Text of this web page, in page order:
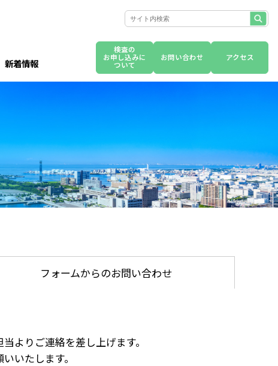
新着情報
検査の
お申し込みに
ついて
お問い合わせ アクセス
フォームからのお問い合わせ
よりご連絡を差し上げます。
いたします。